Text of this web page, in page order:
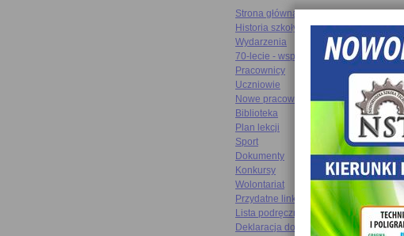
Strona główna
Historia szkoły
Wydarzenia
70-lecie - wspomnienia
Pracownicy
Uczniowie
Nowe pracownie
Biblioteka
Plan lekcji
Sport
Dokumenty
Konkursy
Wolontariat
Przydatne linki
Lista podręczników
Deklaracja dostępności